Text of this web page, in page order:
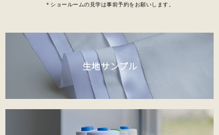
＊ショールームの見学は事前予約をお願いします。
生地サンプル